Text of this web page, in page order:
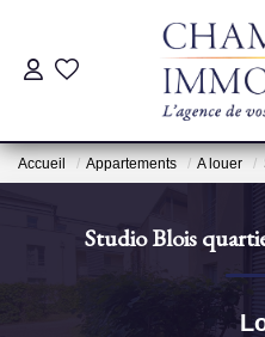
Pré-
Accueil Appartements A louer
Studio Blois